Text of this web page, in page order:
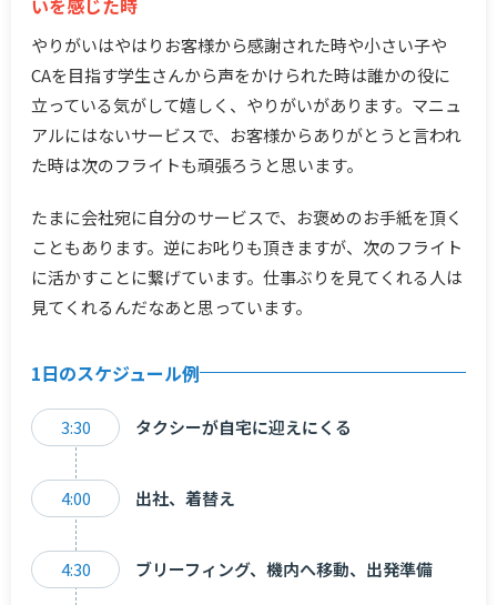
いを感じた時
やりがいはやはりお客様から感謝された時や小さい子や
CAを目指す学生さんから声をかけられた時は誰かの役に
立っている気がして嬉しく、やりがいがあります。マニュ
アルにはないサービスで、お客様からありがとうと言われ
た時は次のフライトも頑張ろうと思います。
たまに会社宛に自分のサービスで、お褒めのお手紙を頂く
こともあります。逆にお叱りも頂きますが、次のフライト
に活かすことに繋げています。仕事ぶりを見てくれる人は
見てくれるんだなあと思っています。
1日のスケジュール例
3:30 タクシーが自宅に迎えにくる
4:00 出社、着替え
4:30 ブリーフィング、機内へ移動、出発準備